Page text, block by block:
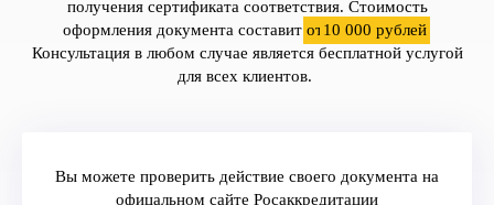
получения сертификата соответствия. Стоимость
оформления документа составит от 10 000 рублей
Консультация в любом случае является бесплатной услугой
для всех клиентов.
Вы можете проверить действие своего документа на
офицальном сайте Росаккредитации